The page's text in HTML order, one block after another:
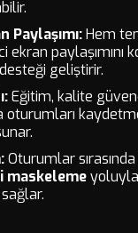
Paylaşımı:Hem
paylaşımını
geliştirir.
Eğitim, kalite
oturumları
Oturumlar sırasında
maskeleme